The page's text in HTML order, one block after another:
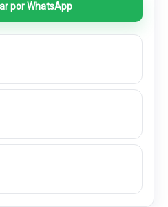
por WhatsApp